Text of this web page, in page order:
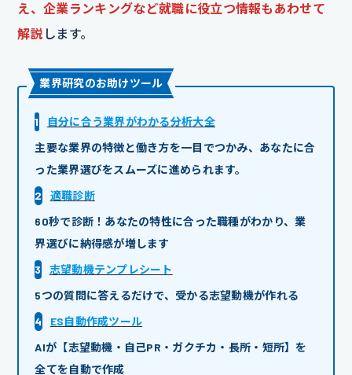
え、企業ランキングなど就職に役立つ情報もあわせて
解説 します。
業界研究のお助けツール
1
自分に合う業界がわかる分析大全
主要な業界の特徴と働き方を一目でつかみ、あなたに合
った業界選びをスムーズに進められます。
2
適職診断
60秒で診断！あなたの特性に合った職種がわかり、業
界選びに納得感が増します
3
志望動機テンプレシート
5つの質問に答えるだけで、受かる志望動機が作れる
4
ES自動作成ツール
AIが【志望動機・自己PR・ガクチカ・長所・短所】を
全てを自動で作成